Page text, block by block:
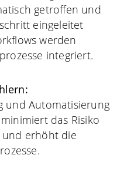
getroffen und
eingeleitet
werden
integriert.
und Automatisierung
das Risiko
und erhöht die